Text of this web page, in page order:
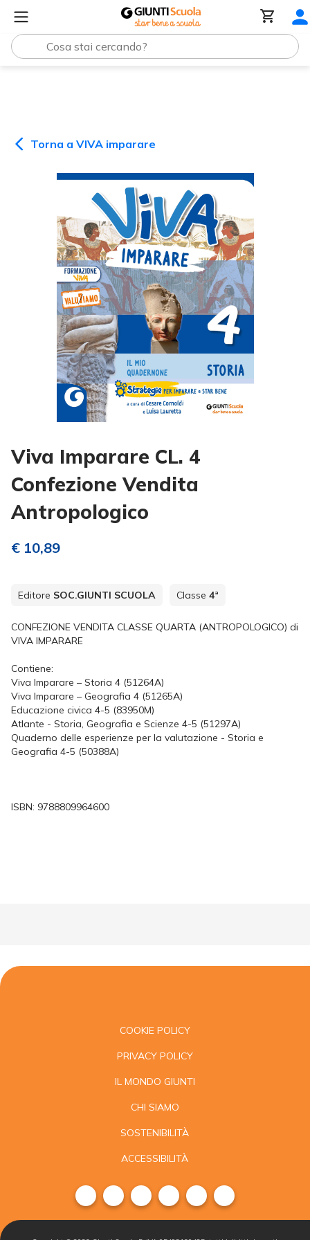
Torna a VIVA imparare
Viva Imparare CL. 4
Confezione Vendita
Antropologico
€ 10,89
Editore SOC.GIUNTI SCUOLA Classe 4ª
CONFEZIONE VENDITA CLASSE QUARTA (ANTROPOLOGICO) di
VIVA IMPARARE
Contiene:
Viva Imparare – Storia 4 (51264A)
Viva Imparare – Geografia 4 (51265A)
Educazione civica 4-5 (83950M)
Atlante - Storia, Geografia e Scienze 4-5 (51297A)
Quaderno delle esperienze per la valutazione - Storia e
Geografia 4-5 (50388A)
ISBN: 9788809964600
COOKIE POLICY
PRIVACY POLICY
IL MONDO GIUNTI
CHI SIAMO
SOSTENIBILITÀ
ACCESSIBILITÀ